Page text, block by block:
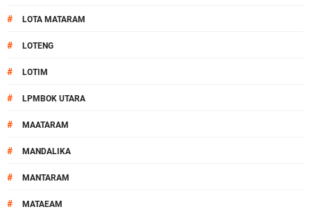
# LOTA MATARAM
# LOTENG
# LOTIM
# LPMBOK UTARA
# MAATARAM
# MANDALIKA
# MANTARAM
# MATAEAM